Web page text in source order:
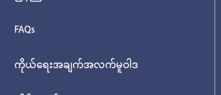
FAQs
ကိုယ်ရေးအချက်အလက်မူဝါဒ